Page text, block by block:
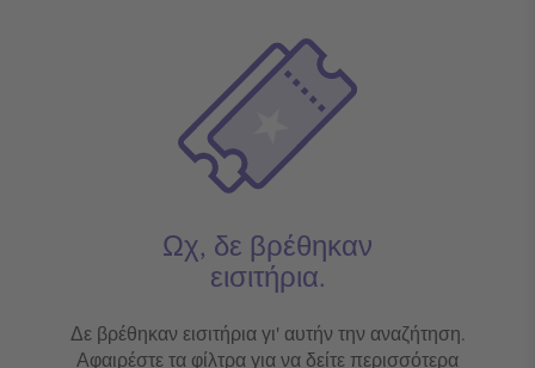
Ωχ, δε βρέθηκαν
εισιτήρια.
Δε βρέθηκαν εισιτήρια γι' αυτήν την αναζήτηση.
Αφαιρέστε τα φίλτρα για να δείτε περισσότερα